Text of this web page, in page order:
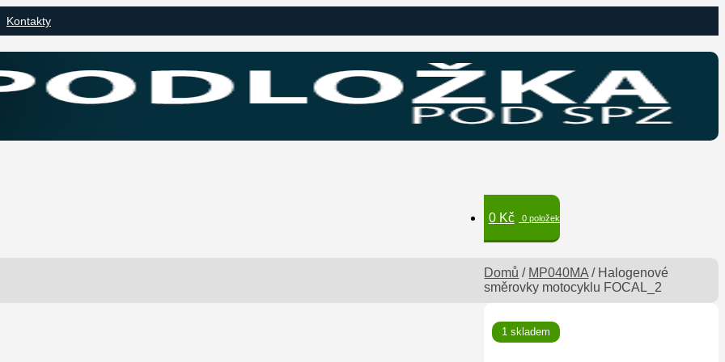
Kontakty
0 Kč 0 položek
Domů / MP040MA / Halogenové
směrovky motocyklu FOCAL_2
🔍
1 skladem